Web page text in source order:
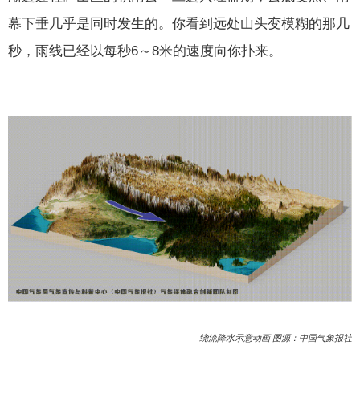
幕下垂几乎是同时发生的。你看到远处山头变模糊的那几
秒，雨线已经以每秒6～8米的速度向你扑来。
绕流降水示意动画 图源：中国气象报社